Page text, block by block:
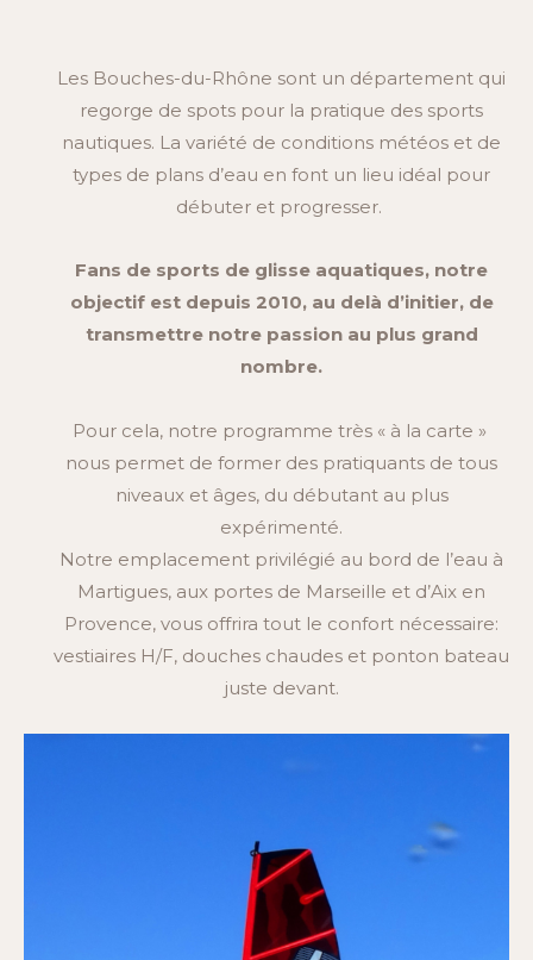
Les Bouches-du-Rhône sont un département qui
regorge de spots pour la pratique des sports
nautiques. La variété de conditions météos et de
types de plans d’eau en font un lieu idéal pour
débuter et progresser.
Fans de sports de glisse aquatiques, notre
objectif est depuis 2010, au delà d’initier, de
transmettre notre passion au plus grand
nombre.
Pour cela, notre programme très « à la carte »
nous permet de former des pratiquants de tous
niveaux et âges, du débutant au plus
expérimenté.
Notre emplacement privilégié au bord de l’eau à
Martigues, aux portes de Marseille et d’Aix en
Provence, vous offrira tout le confort nécessaire:
vestiaires H/F, douches chaudes et ponton bateau
juste devant.